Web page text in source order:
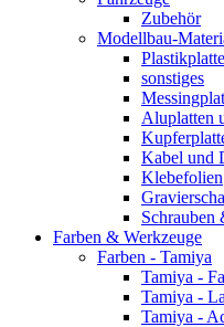
Zubehör
Modellbau-
sonstiges
Aluplatten
Kabel und
Klebefolien
Schrauben
Farben & Werkzeuge
Farben - Tamiya
Tamiya -
Tamiya -
Tamiya -